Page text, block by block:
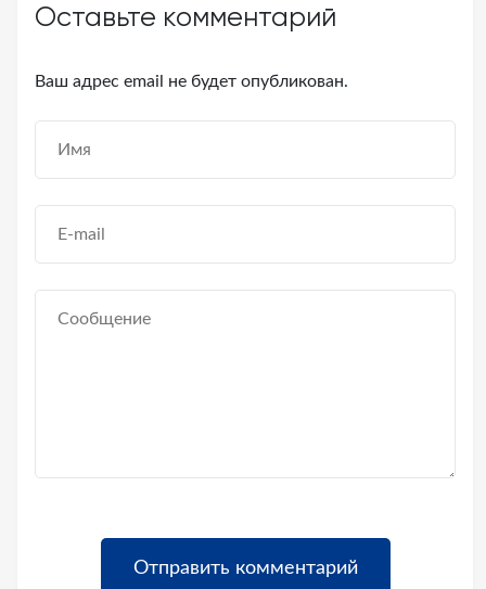
Оставьте комментарий
Ваш адрес email не будет опубликован.